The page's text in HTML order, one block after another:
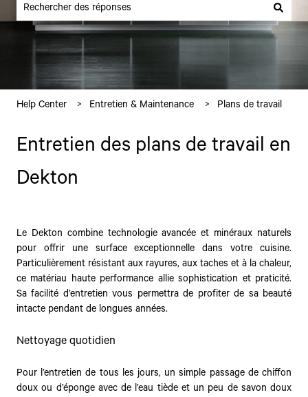
Il n'y a aucune suggestion car le champ de recherche est vide.
Help Center Entretien & Maintenance Plans de travail
Entretien des plans de travail en
Dekton
Le Dekton combine technologie avancée et minéraux naturels
pour offrir une surface exceptionnelle dans votre cuisine.
Particulièrement résistant aux rayures, aux taches et à la chaleur,
ce matériau haute performance allie sophistication et praticité.
Sa facilité d’entretien vous permettra de profiter de sa beauté
intacte pendant de longues années.
Nettoyage quotidien
Pour l’entretien de tous les jours, un simple passage de chiffon
doux ou d’éponge avec de l’eau tiède et un peu de savon doux